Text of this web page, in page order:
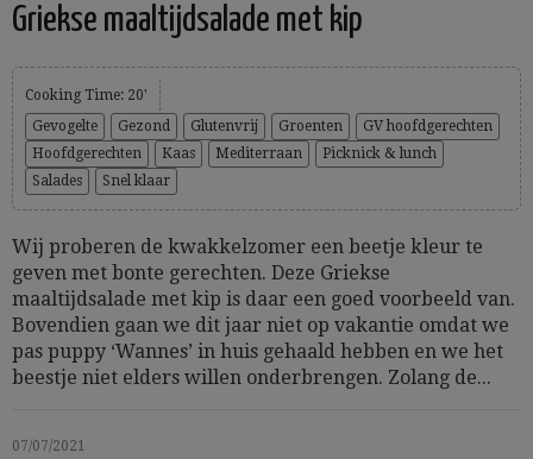
Griekse maaltijdsalade met kip
Cooking Time: 20'
Gevogelte
Gezond Glutenvrij Groenten
GV hoofdgerechten
Hoofdgerechten
Kaas Mediterraan
Picknick & lunch
Salades
Snel klaar
Wij proberen de kwakkelzomer een beetje kleur te
geven met bonte gerechten. Deze Griekse
maaltijdsalade met kip is daar een goed voorbeeld van.
Bovendien gaan we dit jaar niet op vakantie omdat we
pas puppy ‘Wannes’ in huis gehaald hebben en we het
beestje niet elders willen onderbrengen. Zolang de...
07/07/2021